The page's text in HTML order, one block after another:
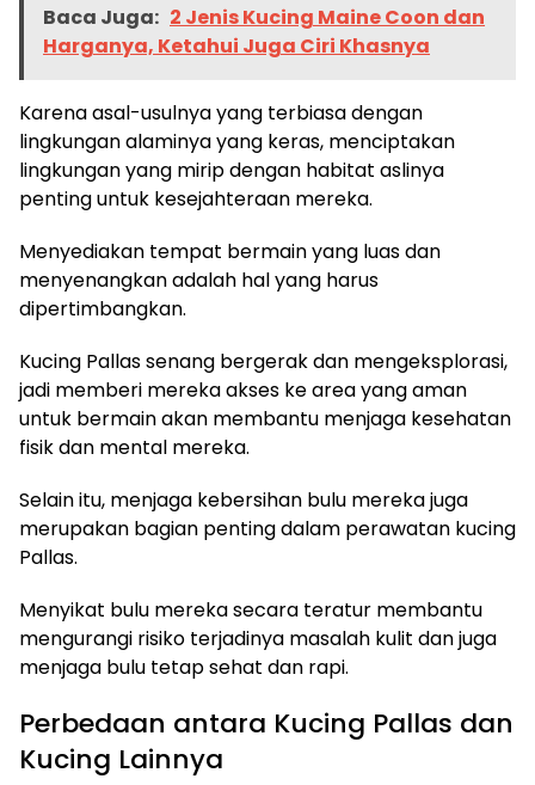
Baca Juga: 2 Jenis Kucing Maine Coon dan
Harganya, Ketahui Juga Ciri Khasnya
Karena asal-usulnya yang terbiasa dengan
lingkungan alaminya yang keras, menciptakan
lingkungan yang mirip dengan habitat aslinya
penting untuk kesejahteraan mereka.
Menyediakan tempat bermain yang luas dan
menyenangkan adalah hal yang harus
dipertimbangkan.
Kucing Pallas senang bergerak dan mengeksplorasi,
jadi memberi mereka akses ke area yang aman
untuk bermain akan membantu menjaga kesehatan
fisik dan mental mereka.
Selain itu, menjaga kebersihan bulu mereka juga
merupakan bagian penting dalam perawatan kucing
Pallas.
Menyikat bulu mereka secara teratur membantu
mengurangi risiko terjadinya masalah kulit dan juga
menjaga bulu tetap sehat dan rapi.
Perbedaan antara Kucing Pallas dan
Kucing Lainnya